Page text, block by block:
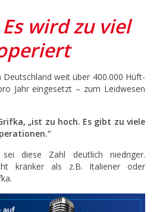
wird zu viel
weit über 400.000 Hüft-
Jahr eingesetzt – zum Leidwesen
„ist zu hoch. Es gibt zu viele
sei diese Zahl deutlich niedriger.
kränker als z.B. Italiener oder